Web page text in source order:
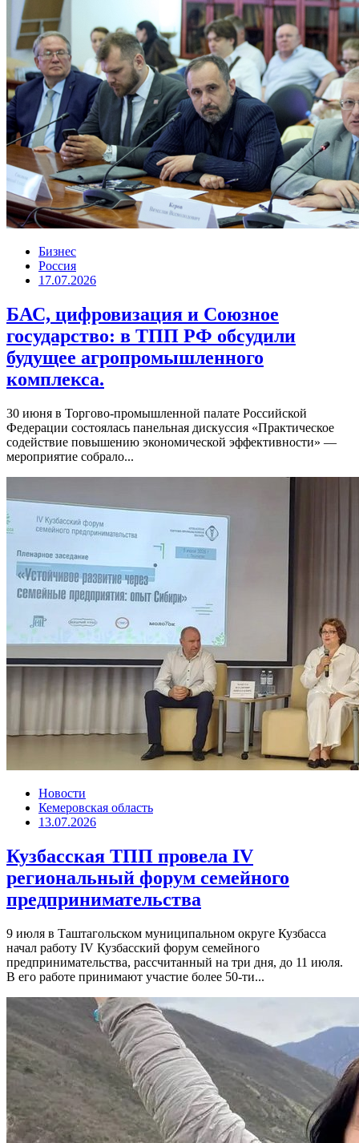
Бизнес
Россия
17.07.2026
БАС, цифровизация и Союзное
государство: в ТПП РФ обсудили
будущее агропромышленного
комплекса.
30 июня в Торгово-промышленной палате Российской
Федерации состоялась панельная дискуссия «Практическое
содействие повышению экономической эффективности» —
мероприятие собрало...
Новости
Кемеровская область
13.07.2026
Кузбасская ТПП провела IV
региональный форум семейного
предпринимательства
9 июля в Таштагольском муниципальном округе Кузбасса
начал работу IV Кузбасский форум семейного
предпринимательства, рассчитанный на три дня, до 11 июля.
В его работе принимают участие более 50-ти...